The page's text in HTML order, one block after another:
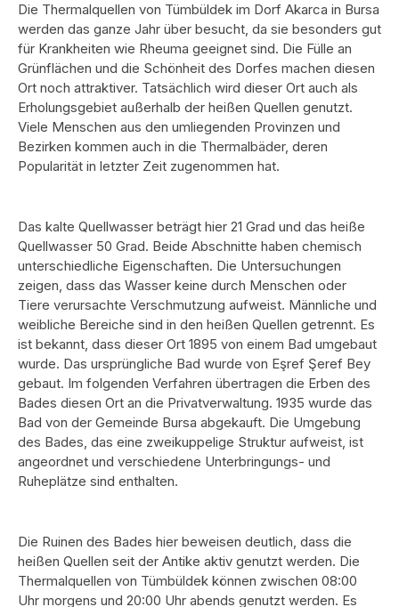
Die Thermalquellen von Tümbüldek im Dorf Akarca in Bursa
werden das ganze Jahr über besucht, da sie besonders gut
für Krankheiten wie Rheuma geeignet sind. Die Fülle an
Grünflächen und die Schönheit des Dorfes machen diesen
Ort noch attraktiver. Tatsächlich wird dieser Ort auch als
Erholungsgebiet außerhalb der heißen Quellen genutzt.
Viele Menschen aus den umliegenden Provinzen und
Bezirken kommen auch in die Thermalbäder, deren
Popularität in letzter Zeit zugenommen hat.
Das kalte Quellwasser beträgt hier 21 Grad und das heiße
Quellwasser 50 Grad. Beide Abschnitte haben chemisch
unterschiedliche Eigenschaften. Die Untersuchungen
zeigen, dass das Wasser keine durch Menschen oder
Tiere verursachte Verschmutzung aufweist. Männliche und
weibliche Bereiche sind in den heißen Quellen getrennt. Es
ist bekannt, dass dieser Ort 1895 von einem Bad umgebaut
wurde. Das ursprüngliche Bad wurde von Eşref Şeref Bey
gebaut. Im folgenden Verfahren übertragen die Erben des
Bades diesen Ort an die Privatverwaltung. 1935 wurde das
Bad von der Gemeinde Bursa abgekauft. Die Umgebung
des Bades, das eine zweikuppelige Struktur aufweist, ist
angeordnet und verschiedene Unterbringungs- und
Ruheplätze sind enthalten.
Die Ruinen des Bades hier beweisen deutlich, dass die
heißen Quellen seit der Antike aktiv genutzt werden. Die
Thermalquellen von Tümbüldek können zwischen 08:00
Uhr morgens und 20:00 Uhr abends genutzt werden. Es